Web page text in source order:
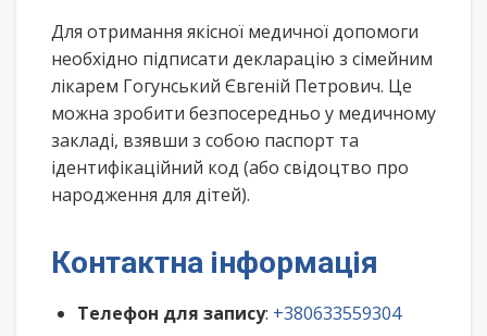
Для отримання якісної медичної допомоги
необхідно підписати декларацію з сімейним
лікарем Гогунський Євгеній Петрович. Це
можна зробити безпосередньо у медичному
закладі, взявши з собою паспорт та
ідентифікаційний код (або свідоцтво про
народження для дітей).
Контактна інформація
Телефон для запису: +380633559304